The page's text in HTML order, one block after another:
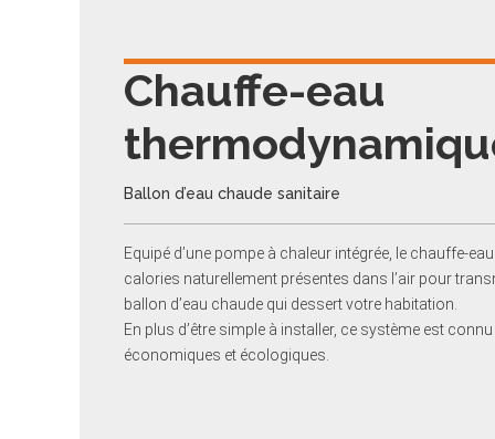
Chauffe-eau
Ballon d’eau chaude sanitaire
Equipé d’une pompe à chaleur intégrée, le chauffe-
calories naturellement présentes dans l’air pour
ballon d’eau chaude qui dessert votre habitation.
En plus d’être simple à installer, ce système est
économiques et écologiques.